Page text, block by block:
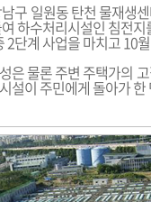
구 일원동 탄천 물재생
하수처리시설인 침전
단계 사업을 마치고 10
은 물론 주변 주택가의
설이 주민에게 돌아가